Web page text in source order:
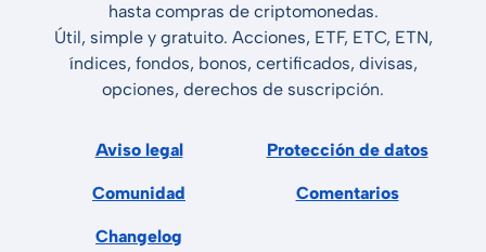
hasta compras de criptomonedas.
Útil, simple y gratuito. Acciones, ETF, ETC, ETN,
índices, fondos, bonos, certificados, divisas,
opciones, derechos de suscripción.
Aviso legal Protección de datos
Comunidad Comentarios
Changelog